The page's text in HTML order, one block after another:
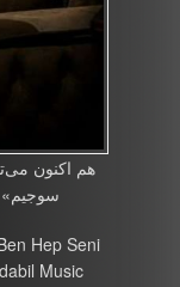
هم اکنون
سوجیم»
Hep Seni
Music